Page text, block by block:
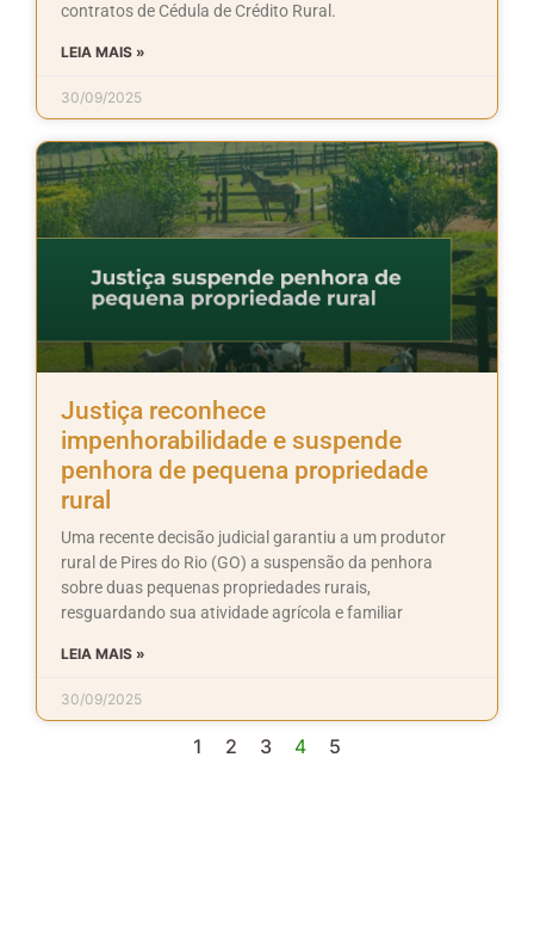
contratos de Cédula de Crédito Rural.
LEIA MAIS »
30/09/2025
Justiça reconhece
impenhorabilidade e suspende
penhora de pequena propriedade
rural
Uma recente decisão judicial garantiu a um produtor
rural de Pires do Rio (GO) a suspensão da penhora
sobre duas pequenas propriedades rurais,
resguardando sua atividade agrícola e familiar
LEIA MAIS »
30/09/2025
1 2 3 4 5